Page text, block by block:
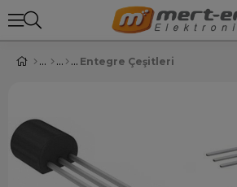
Entegre Çeşitleri